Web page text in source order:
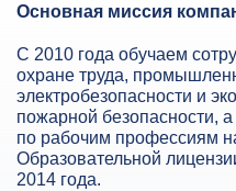
Основная миссия
С 2010 года обучаем
охране труда,
электробезопасности и
пожарной безопасности,
по рабочим профессиям
Образовательной
2014 года.